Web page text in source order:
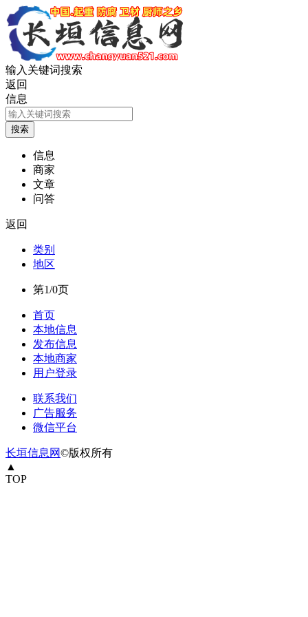
输入关键词搜索
返回
信息
信息
商家
文章
问答
返回
类别
地区
第1/0页
首页
本地信息
发布信息
本地商家
用户登录
联系我们
广告服务
微信平台
长垣信息网©版权所有
▲
TOP